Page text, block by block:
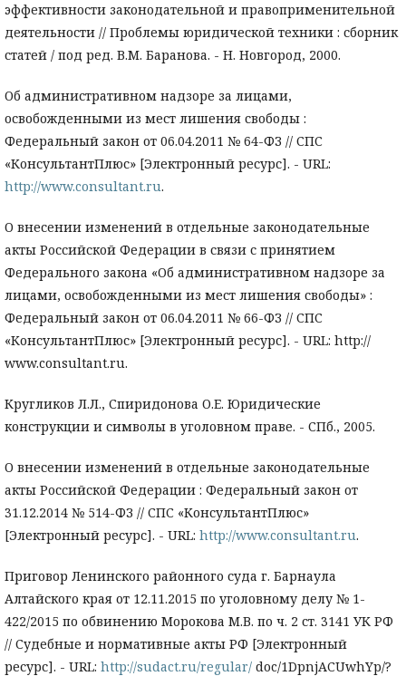
эффективности законодательной и правоприменительной
деятельности // Проблемы юридической техники : сборник
статей / под ред. В.М. Баранова. - Н. Новгород, 2000.
Об административном надзоре за лицами,
освобожденными из мест лишения свободы :
Федеральный закон от 06.04.2011 № 64-ФЗ // СПС
«КонсультантПлюс» [Электронный ресурс]. - URL:
http://www.consultant.ru.
О внесении изменений в отдельные законодательные
акты Российской Федерации в связи с принятием
Федерального закона «Об административном надзоре за
лицами, освобожденными из мест лишения свободы» :
Федеральный закон от 06.04.2011 № 66-ФЗ // СПС
«КонсультантПлюс» [Электронный ресурс]. - URL: http://
www.consultant.ru.
Кругликов Л.Л., Спиридонова О.Е. Юридические
конструкции и символы в уголовном праве. - СПб., 2005.
О внесении изменений в отдельные законодательные
акты Российской Федерации : Федеральный закон от
31.12.2014 № 514-ФЗ // СПС «КонсультантПлюс»
[Электронный ресурс]. - URL: http://www.consultant.ru.
Приговор Ленинского районного суда г. Барнаула
Алтайского края от 12.11.2015 по уголовному делу № 1-
422/2015 по обвинению Морокова М.В. по ч. 2 ст. 3141 УК РФ
// Судебные и нормативные акты РФ [Электронный
ресурс]. - URL: http://sudact.ru/regular/ doc/1DpnjACUwhYp/?